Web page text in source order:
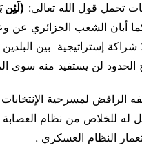
تحمل قول الله تعالى: (لَئِن
أبان الشعب الجزائري عن
إستراتيجية بين
الحدود لن يستفيد منه سوى
لمسرحية
له للخلاص من نظام
النظام العسكري .